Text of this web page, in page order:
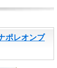
ポレオンブ